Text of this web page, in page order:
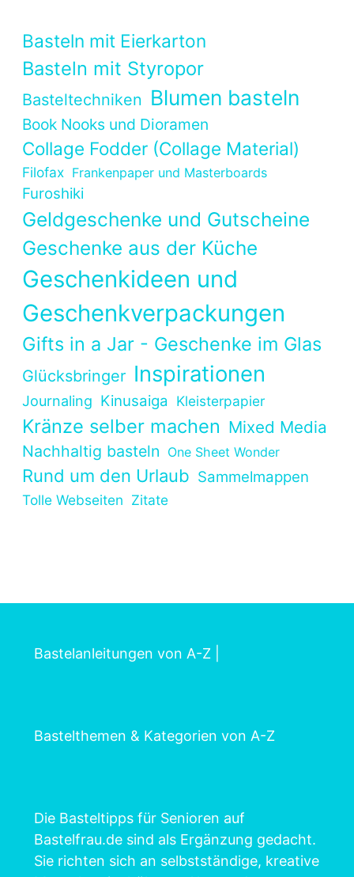
Basteln mit Eierkarton
Basteln mit Styropor
Basteltechniken Blumen basteln
Book Nooks und Dioramen
Collage Fodder (Collage Material)
Filofax Frankenpaper und Masterboards
Furoshiki
Geldgeschenke und Gutscheine
Geschenke aus der Küche
Geschenkideen und
Geschenkverpackungen
Gifts in a Jar - Geschenke im Glas
Glücksbringer Inspirationen
Journaling Kinusaiga Kleisterpapier
Kränze selber machen Mixed Media
Nachhaltig basteln One Sheet Wonder
Rund um den Urlaub Sammelmappen
Tolle Webseiten Zitate
Bastelanleitungen von A-Z|
Bastelthemen & Kategorien von A-Z
Die Basteltipps für Senioren auf
Bastelfrau.de sind als Ergänzung gedacht.
Sie richten sich an selbstständige, kreative